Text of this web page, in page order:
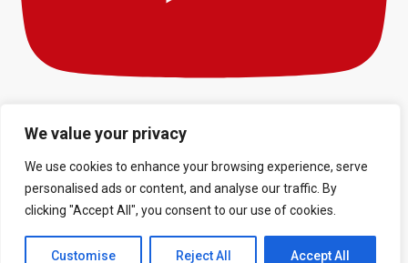
We value your privacy
We use cookies to enhance your browsing experience, serve
personalised ads or content, and analyse our traffic. By
clicking "Accept All", you consent to our use of cookies.
Customise Reject All Accept All